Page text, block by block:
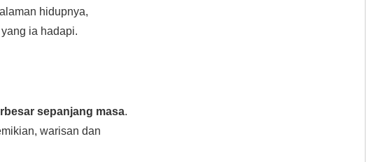
hidupnya,
ia hadapi.
sepanjang masa.
warisan dan